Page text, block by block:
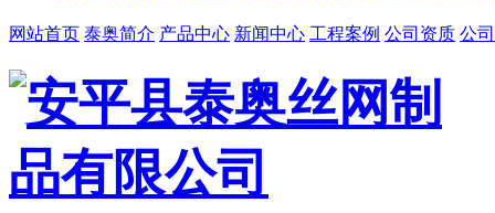
网站首页 泰奥简介 产品中心 新闻中心 工程案例 公司资质 公